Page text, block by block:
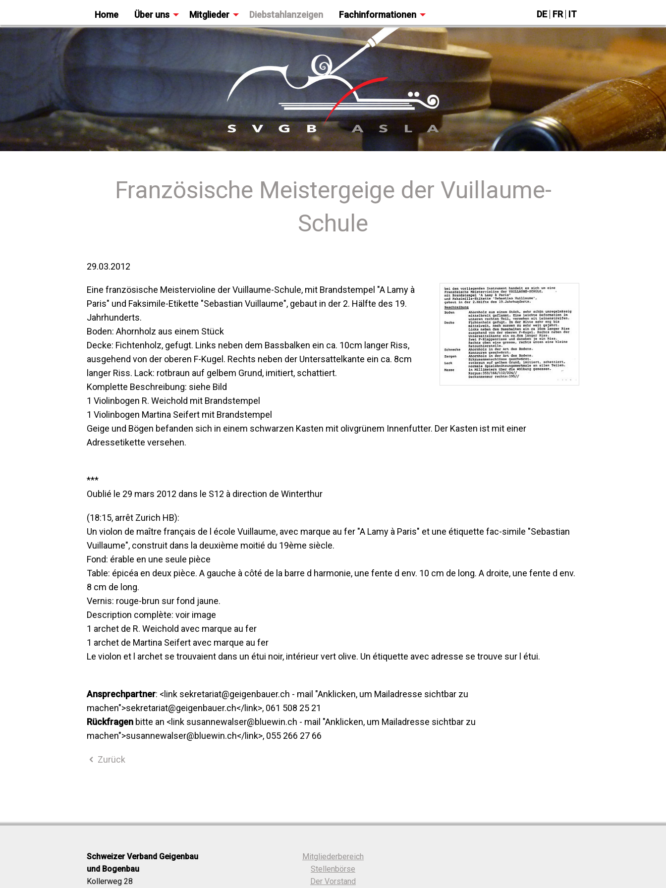
Home Über uns Mitglieder Diebstahlanzeigen Fachinformationen DE FR IT
Französische Meistergeige der Vuillaume-
Schule
29.03.2012
Eine französische Meistervioline der Vuillaume-Schule, mit Brandstempel "A Lamy à
Paris" und Faksimile-Etikette "Sebastian Vuillaume", gebaut in der 2. Hälfte des 19.
Jahrhunderts.
Boden: Ahornholz aus einem Stück
Decke: Fichtenholz, gefugt. Links neben dem Bassbalken ein ca. 10cm langer Riss,
ausgehend von der oberen F-Kugel. Rechts neben der Untersattelkante ein ca. 8cm
langer Riss. Lack: rotbraun auf gelbem Grund, imitiert, schattiert.
Komplette Beschreibung: siehe Bild
1 Violinbogen R. Weichold mit Brandstempel
1 Violinbogen Martina Seifert mit Brandstempel
Geige und Bögen befanden sich in einem schwarzen Kasten mit olivgrünem Innenfutter. Der Kasten ist mit einer
Adressetikette versehen.
***
Oublié le 29 mars 2012 dans le S12 à direction de Winterthur
(18:15, arrêt Zurich HB):
Un violon de maître français de l école Vuillaume, avec marque au fer "A Lamy à Paris" et une étiquette fac-simile "Sebastian
Vuillaume", construit dans la deuxième moitié du 19ème siècle.
Fond: érable en une seule pièce
Table: épicéa en deux pièce. A gauche à côté de la barre d harmonie, une fente d env. 10 cm de long. A droite, une fente d env.
8 cm de long.
Vernis: rouge-brun sur fond jaune.
Description complète: voir image
1 archet de R. Weichold avec marque au fer
1 archet de Martina Seifert avec marque au fer
Le violon et l archet se trouvaient dans un étui noir, intérieur vert olive. Un étiquette avec adresse se trouve sur l étui.
Ansprechpartner: <link sekretariat@geigenbauer.ch - mail "Anklicken, um Mailadresse sichtbar zu
machen">sekretariat@geigenbauer.ch</link>, 061 508 25 21
Rückfragen bitte an <link susannewalser@bluewin.ch - mail "Anklicken, um Mailadresse sichtbar zu
machen">susannewalser@bluewin.ch</link>, 055 266 27 66
Zurück
Schweizer Verband Geigenbau
und Bogenbau
Kollerweg 28
Mitgliederbereich
Stellenbörse
Der Vorstand